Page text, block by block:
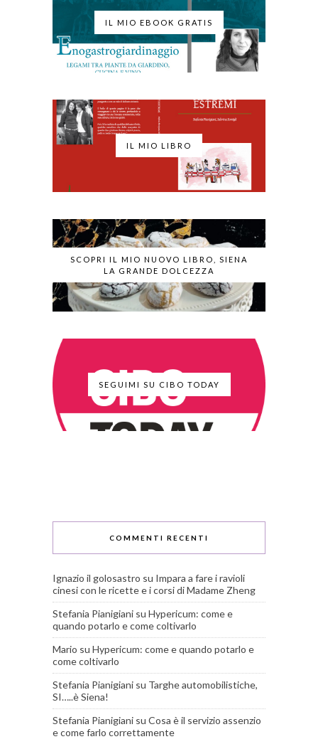
IL MIO EBOOK GRATIS
IL MIO LIBRO
SCOPRI IL MIO NUOVO LIBRO, SIENA
LA GRANDE DOLCEZZA
SEGUIMI SU CIBO TODAY
COMMENTI RECENTI
Ignazio il golosastro su Impara a fare i ravioli
cinesi con le ricette e i corsi di Madame Zheng
Stefania Pianigiani su Hypericum: come e
quando potarlo e come coltivarlo
Mario su Hypericum: come e quando potarlo e
come coltivarlo
Stefania Pianigiani su Targhe automobilistiche,
SI…..è Siena!
Stefania Pianigiani su Cosa è il servizio assenzio
e come farlo correttamente